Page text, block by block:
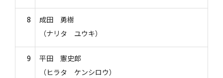
8
成田 勇樹
（ナリタ ユウキ）
9
平田 憲史郎
（ヒラタ ケンシロウ）